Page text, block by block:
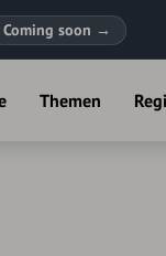
Coming soon →
Themen